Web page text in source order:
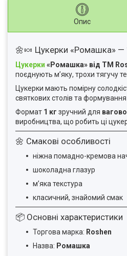
Опис
🌼🍬 Цукерки «Ромашка» —
Цукерки «Ромашка» від ТМ
поєднують м’яку, трохи тягучу
Цукерки мають помірну
святкових столів та
Формат 1 кг зручний для
виробництва, що робить ці
🌼 Смакові особливості
ніжна помадно-кремова
шоколадна глазур
м’яка текстура
класичний, знайомий смак
📦 Основні характеристики
Торгова марка: Roshen
Назва: Ромашка